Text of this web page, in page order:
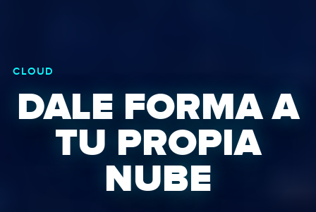
CLOUD
DALE FORMA A
TU PROPIA
NUBE